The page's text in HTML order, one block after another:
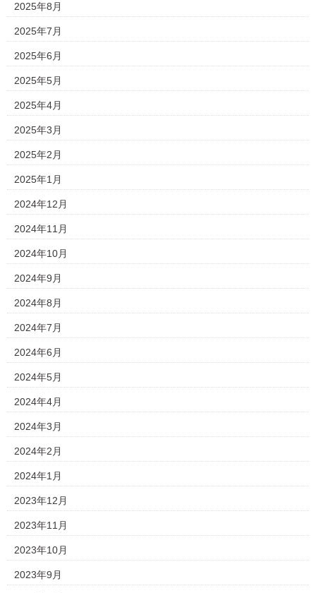
2025年8月
2025年7月
2025年6月
2025年5月
2025年4月
2025年3月
2025年2月
2025年1月
2024年12月
2024年11月
2024年10月
2024年9月
2024年8月
2024年7月
2024年6月
2024年5月
2024年4月
2024年3月
2024年2月
2024年1月
2023年12月
2023年11月
2023年10月
2023年9月